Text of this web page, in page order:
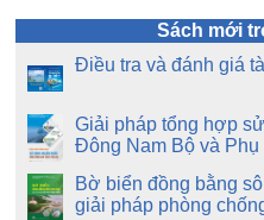
Sách mới
Điều tra và đánh giá
Giải pháp tổng hợp
Đông Nam Bộ và Phụ
Bờ biển đồng bằng
giải pháp phòng